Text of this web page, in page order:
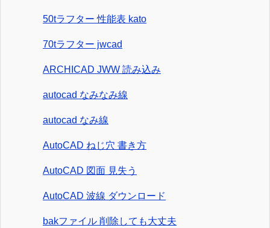
50tラフター 性能表 kato
70tラフター jwcad
ARCHICAD JWW 読み込み
autocad なみなみ線
autocad なみ線
AutoCAD ねじ穴 書き方
AutoCAD 図面 見失う
AutoCAD 波線 ダウンロード
bakファイル 削除しても大丈夫